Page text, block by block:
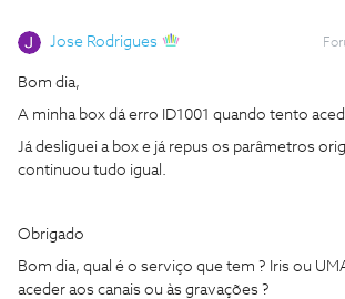
Jose Rodrigues
Bom dia,
A minha box dá erro ID1001 quando tento
Já desliguei a box e já repus os parâmetros
continuou tudo igual.
Obrigado
Bom dia, qual é o serviço que tem ? Iris ou
aceder aos canais ou às gravações ?